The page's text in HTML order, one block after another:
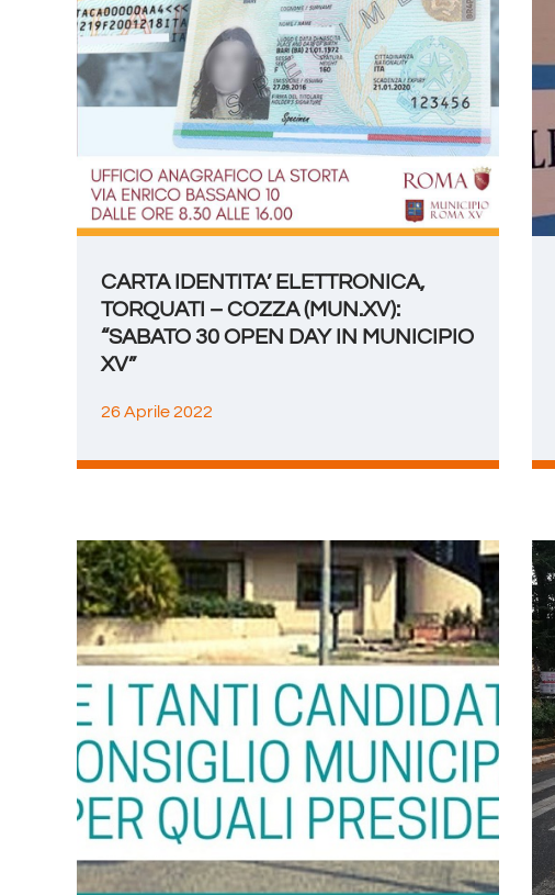
CARTA IDENTITA’ ELETTRONICA,
TORQUATI – COZZA (MUN.XV):
“SABATO 30 OPEN DAY IN MUNICIPIO
XV”
26 Aprile 2022